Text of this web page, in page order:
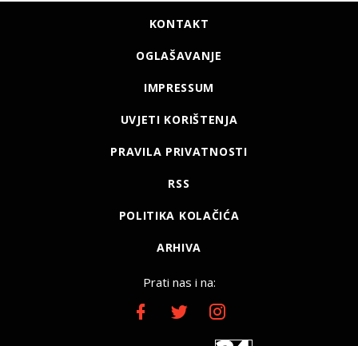
KONTAKT
OGLAŠAVANJE
IMPRESSUM
UVJETI KORIŠTENJA
PRAVILA PRIVATNOSTI
RSS
POLITIKA KOLAČIĆA
ARHIVA
Prati nas i na: